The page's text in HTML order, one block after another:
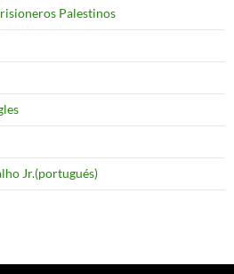
Palestinos
Jr.(portugués)